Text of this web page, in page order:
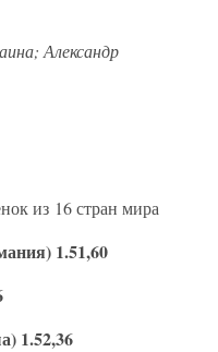
Александр
из 16 стран мира
1.51,60
1.52,36